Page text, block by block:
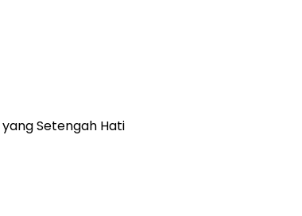
Setengah Hati